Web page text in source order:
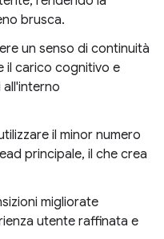
brusca.
un senso di continuità
il carico cognitivo e
il minor numero
principale, il che crea
migliorate
utente raffinata e